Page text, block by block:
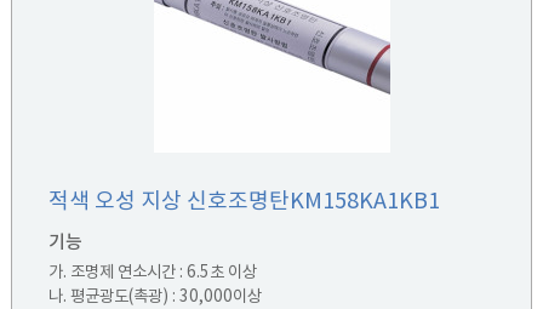
적색 오성 지상 신호조명탄KM158KA1KB1
기능
가. 조명제 연소시간 : 6.5초 이상
나. 평균광도(촉광) : 30,000이상